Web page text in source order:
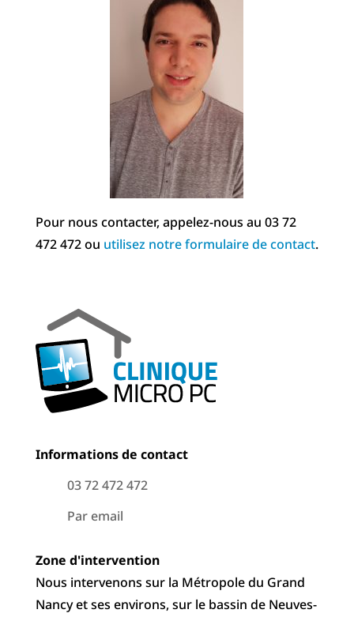
Pour nous contacter, appelez-nous au 03 72
472 472 ou utilisez notre formulaire de contact.
Informations de contact
03 72 472 472
Par email
Zone d'intervention
Nous intervenons sur la Métropole du Grand
Nancy et ses environs, sur le bassin de Neuves-